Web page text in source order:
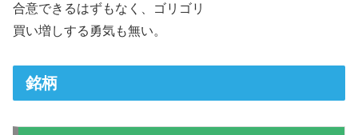
合意できるはずもなく、ゴリゴリ
買い増しする勇気も無い。
銘柄